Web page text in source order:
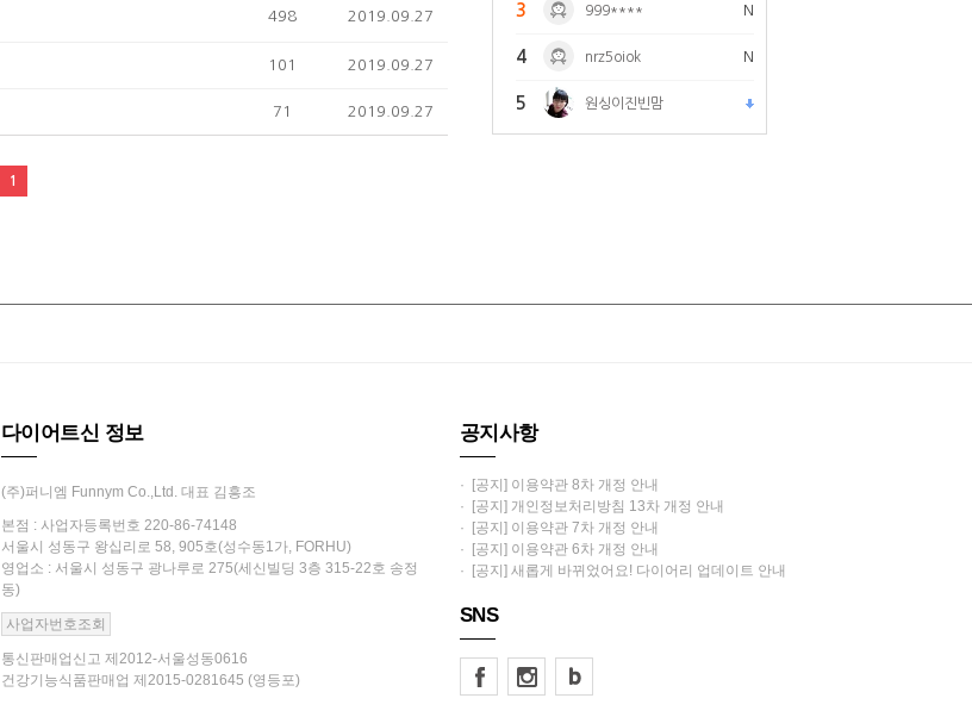
498 2019.09.27
101 2019.09.27
71 2019.09.27
1
3 999**** N
4 nrz5oiok N
5 원싱이진빈맘
다이어트신 정보
(주)퍼니엠 Funnym Co.,Ltd. 대표 김흥조
본점 : 사업자등록번호 220-86-74148
서울시 성동구 왕십리로 58, 905호(성수동1가, FORHU)
영업소 : 서울시 성동구 광나루로 275(세신빌딩 3층 315-22호 송정
동)
사업자번호조회
통신판매업신고 제2012-서울성동0616
건강기능식품판매업 제2015-0281645 (영등포)
공지사항
· [공지] 이용약관 8차 개정 안내
· [공지] 개인정보처리방침 13차 개정 안내
· [공지] 이용약관 7차 개정 안내
· [공지] 이용약관 6차 개정 안내
· [공지] 새롭게 바뀌었어요! 다이어리 업데이트 안내
SNS